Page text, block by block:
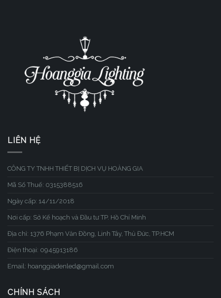
LIÊN HỆ
CÔNG TY TNHH THIẾT BỊ DỊCH VỤ HOÀNG GIA
Mã Số Thuế: 0315388516
Ngày cấp: 14/11/2018
Nơi cấp: Sở Kế hoạch và Đầu tư TP. Hồ Chí Minh
Địa chỉ: 1376 Phạm Văn Đồng, Linh Tây, Thủ Đức, TP.HCM
Điện thoại: 0945913186
Email: hoanggiadenled@gmail.com
CHÍNH SÁCH